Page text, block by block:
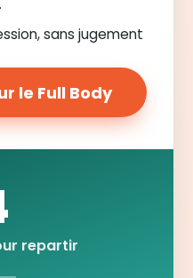
sans jugement
le Full Body
repartir